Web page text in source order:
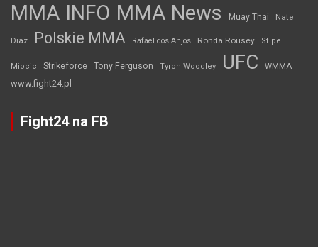
MMA INFO MMA News Muay Thai Nate
Diaz Polskie MMA Rafael dos Anjos Ronda Rousey Stipe
Miocic Strikeforce Tony Ferguson Tyron Woodley UFC WMMA
www.fight24.pl
Fight24 na FB